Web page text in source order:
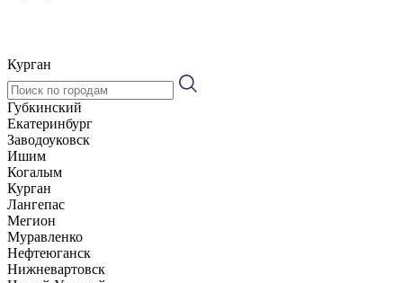
Курган
Губкинский
Екатеринбург
Заводоуковск
Ишим
Когалым
Курган
Лангепас
Мегион
Муравленко
Нефтеюганск
Нижневартовск